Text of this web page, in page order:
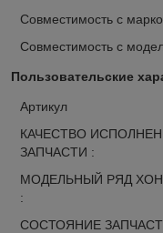
Совместимость с
Совместимость с
Пользовательские
Артикул
КАЧЕСТВО
ЗАПЧАСТИ :
МОДЕЛЬНЫЙ РЯД
:
СОСТОЯНИЕ